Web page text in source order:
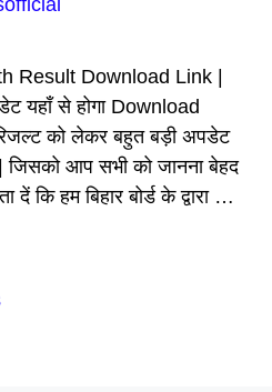
Result Download Link |
यहाँ से होगा Download
रिजल्ट को लेकर बहुत बड़ी अपडेट
आप सभी को जानना बेहद
कि हम बिहार बोर्ड के द्वारा …